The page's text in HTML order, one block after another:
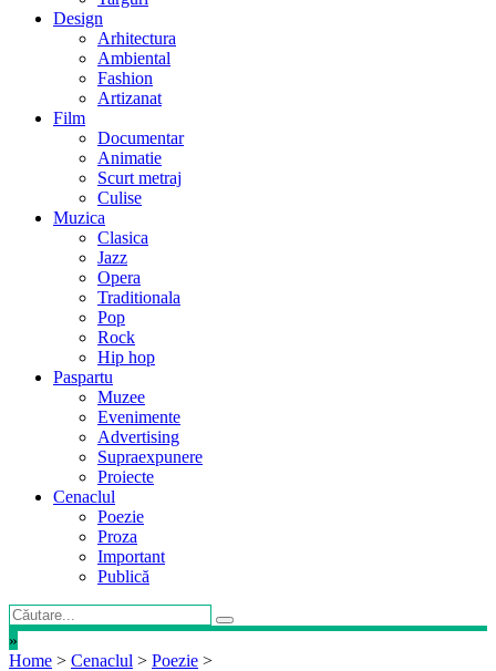
Design
Arhitectura
Ambiental
Fashion
Artizanat
Film
Documentar
Animatie
Scurt metraj
Culise
Muzica
Clasica
Jazz
Opera
Traditionala
Pop
Rock
Hip hop
Paspartu
Muzee
Evenimente
Advertising
Supraexpunere
Proiecte
Cenaclul
Poezie
Proza
Important
Publică
»
Home > Cenaclul > Poezie >